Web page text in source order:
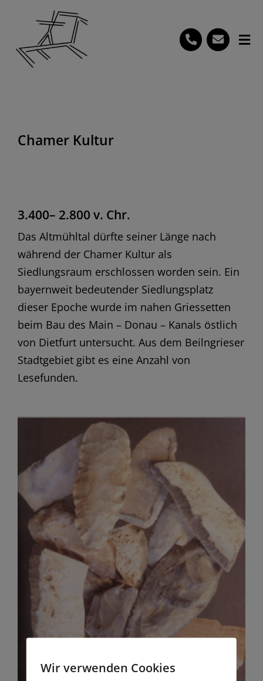
content
Eisen & Antike
ab dem Mittelalter
Chamer Kultur
3.400– 2.800 v. Chr.
Das Altmühltal dürfte seiner Länge nach
während der Chamer Kultur als
Siedlungsraum erschlossen worden sein. Ein
bayernweit bedeutender Siedlungsplatz
dieser Epoche wurde im nahen Griessetten
beim Bau des Main – Donau – Kanals östlich
von Dietfurt untersucht. Aus dem Beilngrieser
Stadtgebiet gibt es eine Anzahl von
Lesefunden.
Wir verwenden Cookies